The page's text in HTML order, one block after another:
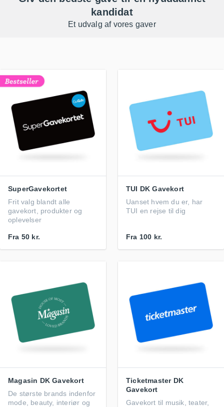
kandidat
Et udvalg af vores gaver
SuperGavekortet
Frit valg blandt alle
gavekort, produkter og
oplevelser
Fra 50 kr.
TUI DK Gavekort
Uanset hvem du er, har
TUI en rejse til dig
Fra 100 kr.
Magasin DK Gavekort
De største brands indenfor
mode, beauty, interiør og
Ticketmaster DK
Gavekort
Gavekort til musik, teater,